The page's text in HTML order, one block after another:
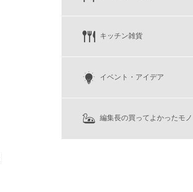
キッチン雑貨
イベント・アイデア
編集長の買ってよかったモノ